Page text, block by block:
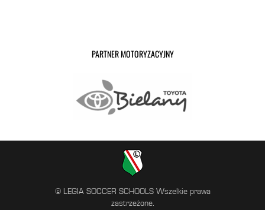
PARTNER MOTORYZACYJNY
© LEGIA SOCCER SCHOOLS Wszelkie prawa
zastrzeżone.